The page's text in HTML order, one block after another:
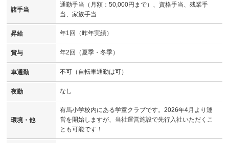
諸手当
通勤手当（月額：50,000円まで）、資格手当、残業手
当、家族手当
昇給 年1回（昨年実績）
賞与 年2回（夏季・冬季）
車通勤 不可（自転車通勤は可）
夜勤 なし
環境・他
有馬小学校内にある学童クラブです。2026年4月より運
営を開始しますが、当社運営施設で先行入社いただくこ
とも可能です！